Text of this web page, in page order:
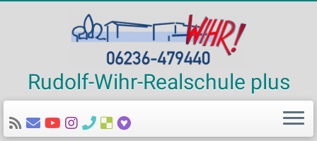
Rudolf-Wihr-Realschule plus